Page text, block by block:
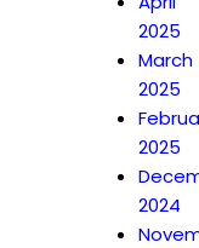
2025
March
2025
2025
2024